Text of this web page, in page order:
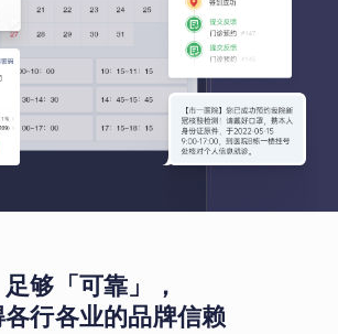
足够「可靠」，
各行各业的品牌信赖